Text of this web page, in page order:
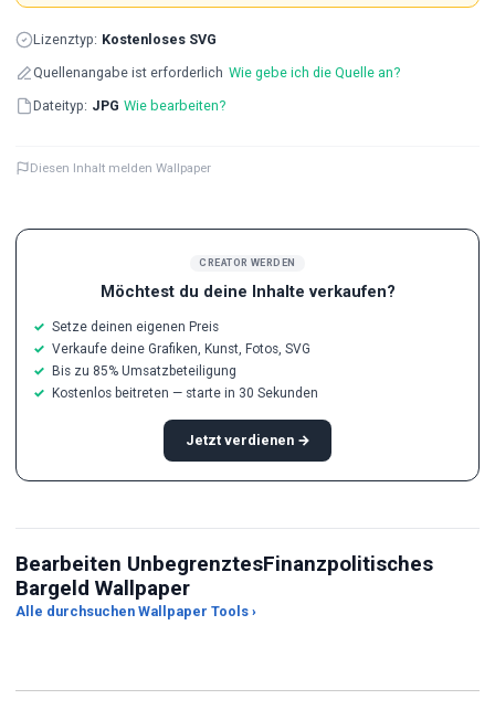
CREATOR WERDEN
Möchtest du deine Inhalte verkaufen?
Setze deinen eigenen Preis
Verkaufe deine Grafiken, Kunst, Fotos, SVG
Bis zu 85% Umsatzbeteiligung
Kostenlos beitreten — starte in 30 Sekunden
Jetzt verdienen →
Lizenztyp: Kostenloses SVG
Quellenangabe ist erforderlich Wie gebe ich die Quelle an?
Dateityp: JPG Wie bearbeiten?
Diesen Inhalt melden Wallpaper
Bearbeiten UnbegrenztesFinanzpolitisches
Bargeld Wallpaper
Alle durchsuchen Wallpaper Tools ›
JPG-Kompressor Live Wallpaper Maker